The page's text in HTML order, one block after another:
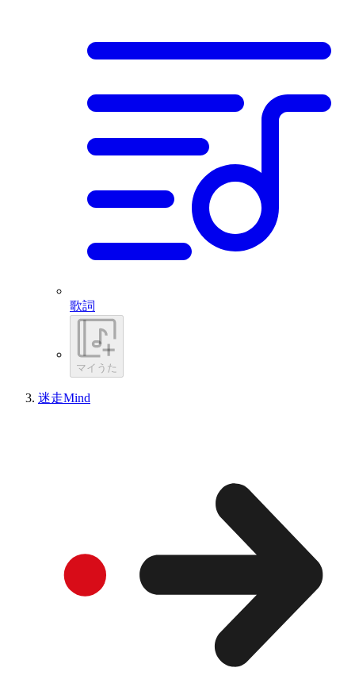
歌詞
マイうた
迷走Mind